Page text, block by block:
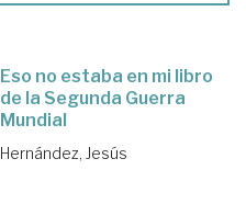
Eso no estaba en mi libro
de la Segunda Guerra
Mundial
Hernández, Jesús